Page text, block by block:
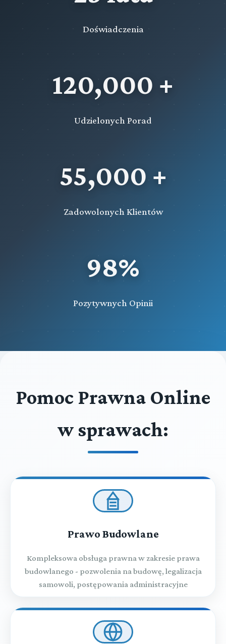
Doświadczenia
120,000 +
Udzielonych Porad
55,000 +
Zadowolonych Klientów
98%
Pozytywnych Opinii
Pomoc Prawna Online
w sprawach:
Prawo Budowlane
Kompleksowa obsługa prawna w zakresie prawa
budowlanego - pozwolenia na budowę, legalizacja
samowoli, postępowania administracyjne